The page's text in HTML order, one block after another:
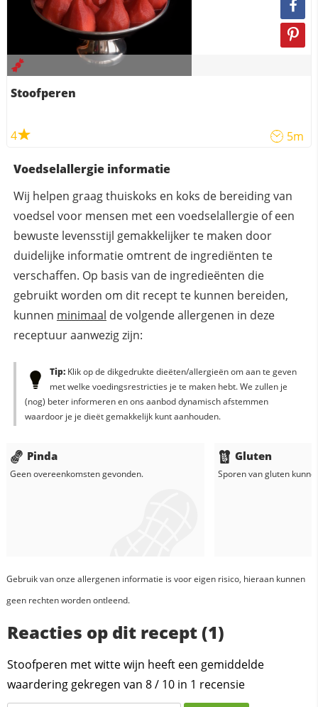
Stoofperen
4 5m
Voedselallergie informatie
Wij helpen graag thuiskoks en koks de bereiding van
voedsel voor mensen met een voedselallergie of een
bewuste levensstijl gemakkelijker te maken door
duidelijke informatie omtrent de ingrediënten te
verschaffen. Op basis van de ingredieënten die
gebruikt worden om dit recept te kunnen bereiden,
kunnen minimaal de volgende allergenen in deze
receptuur aanwezig zijn:
Tip:Klik op de dikgedrukte dieëten/allergieën om aan te geven
met welke voedingsrestricties je te maken hebt. We zullen je
(nog) beter informeren en ons aanbod dynamisch afstemmen
waardoor je je dieët gemakkelijk kunt aanhouden.
Pinda
Geen overeenkomsten gevonden.
Gluten
Sporen van gluten
Gebruik van onze allergenen informatie is voor eigen risico, hieraan kunnen
geen rechten worden ontleend.
Reacties op dit recept (1)
Stoofperen met witte wijn heeft een gemiddelde
waardering gekregen van 8/ 10 in 1 recensie